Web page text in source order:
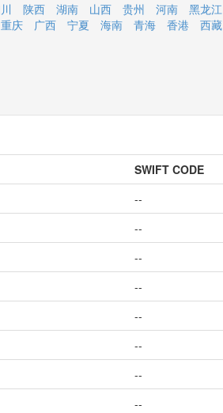
陕西 湖南 山西 贵州 河南
黑龙江
重庆 广西 宁夏 海南 青海 香港
西藏
SWIFT CODE
--
--
--
--
--
--
--
--